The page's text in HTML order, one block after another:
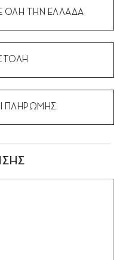
ΟΛΗ ΤΗΝ ΕΛΛΑΔΑ
ΠΛΗΡΩΜΗΣ